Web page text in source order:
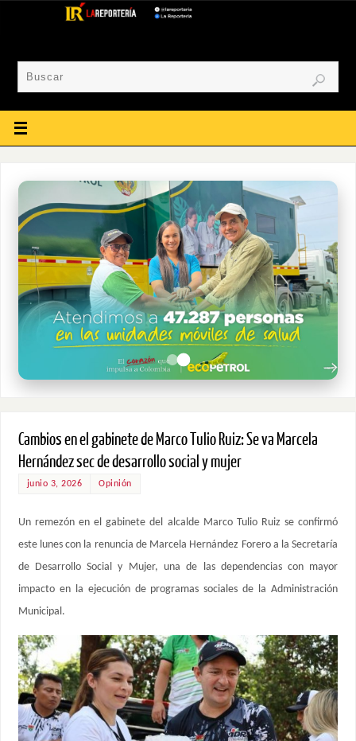
Cambios en el gabinete de Marco Tulio Ruiz: Se va Marcela
Hernández sec de desarrollo social y mujer
junio 3, 2026 Opinión
Un remezón en el gabinete del alcalde Marco Tulio Ruiz se confirmó
este lunes con la renuncia de Marcela Hernández Forero a la Secretaría
de Desarrollo Social y Mujer, una de las dependencias con mayor
impacto en la ejecución de programas sociales de la Administración
Municipal.